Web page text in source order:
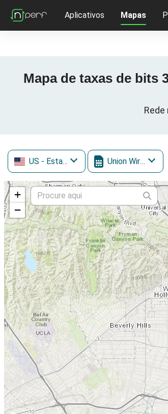
Aplicativos Mapas
Mapa de taxas de bits
US - Estados Unidos Union Wireless
+
−